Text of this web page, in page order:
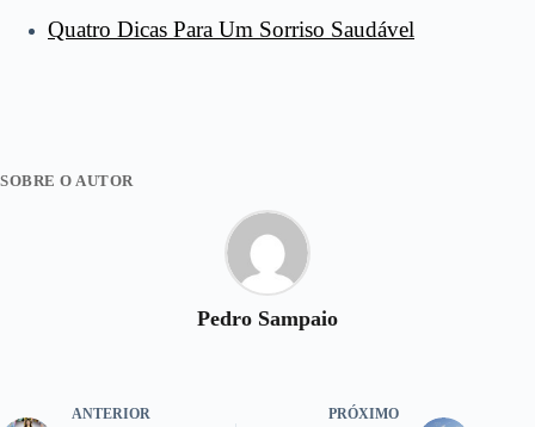
Quatro Dicas Para Um Sorriso Saudável
SOBRE O AUTOR
Pedro Sampaio
ANTERIOR PRÓXIMO